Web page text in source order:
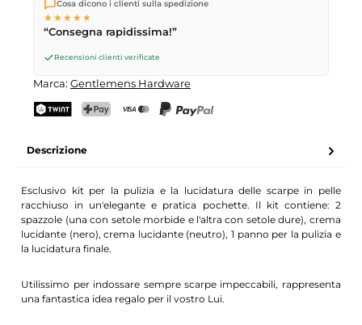
Invia richiesta
Svizzera.Consegna gratuitaa partire da
effettuati entro le
giorno lavorativo successivo
venerdì, ore 17.
Cosa dicono i clienti sulla spedizione
★★★★★
“Consegna rapidissima!”
Recensioni clienti verificate
Marca: Gentlemens Hardware
Descrizione
Esclusivo kit per la pulizia e la lucidatura delle scarpe in pelle
racchiuso in un'elegante e pratica pochette. Il kit contiene: 2
spazzole (una con setole morbide e l'altra con setole dure), crema
lucidante (nero), crema lucidante (neutro), 1 panno per la pulizia e
la lucidatura finale.
Utilissimo per indossare sempre scarpe impeccabili, rappresenta
una fantastica idea regalo per il vostro Lui.